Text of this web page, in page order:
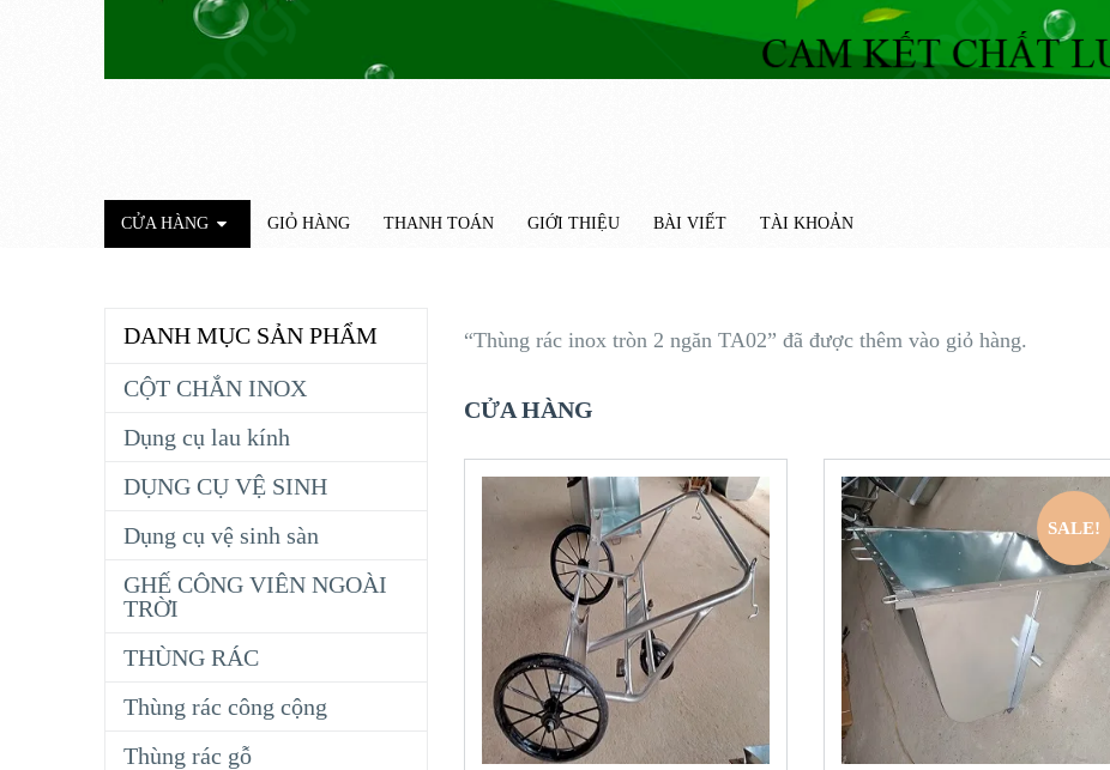
CỬA HÀNG GIỎ HÀNG THANH TOÁN GIỚI THIỆU BÀI VIẾT TÀI KHOẢN
“Thùng rác inox tròn 2 ngăn TA02” đã được thêm vào giỏ hàng.
CỬA HÀNG
QUICK LOOK
VIEW DETAILS
THÊM VÀO GIỎ HÀNG
SALE!
QUICK LOOK
VIEW DETAILS
THÊM VÀO GIỎ HÀNG
DANH MỤC SẢN PHẨM
CỘT CHẮN INOX
Dụng cụ lau kính
DỤNG CỤ VỆ SINH
Dụng cụ vệ sinh sàn
GHẾ CÔNG VIÊN NGOÀI
TRỜI
THÙNG RÁC
Thùng rác công cộng
Thùng rác gỗ